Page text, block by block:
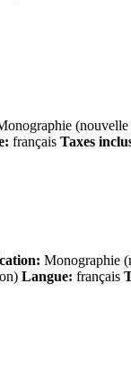
(nouvelle
français Taxes
Monographie
Langue: français